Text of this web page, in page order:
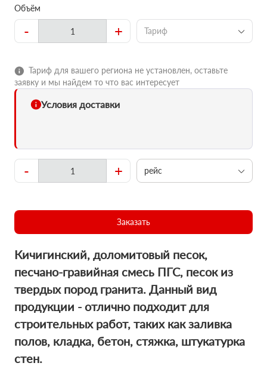
Объём
- + Тариф
Тариф для вашего региона не установлен, оставьте
заявку и мы найдем то что вас интересует
Условия доставки
- + рейс
Заказать
Кичигинский, доломитовый песок,
пecчaно-гравийная смесь ПГС, песок из
твердых пород гранита. Данный вид
продукции - отлично подходит для
строительных работ, таких как заливка
полов, кладка, бетон, стяжка, штукатурка
стен.